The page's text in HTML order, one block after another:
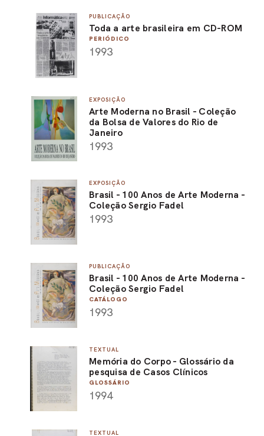
PUBLICAÇÃO
Toda a arte brasileira em CD-ROM
PERIÓDICO
1993
EXPOSIÇÃO
Arte Moderna no Brasil - Coleção
da Bolsa de Valores do Rio de
Janeiro
1993
EXPOSIÇÃO
Brasil - 100 Anos de Arte Moderna -
Coleção Sergio Fadel
1993
PUBLICAÇÃO
Brasil - 100 Anos de Arte Moderna -
Coleção Sergio Fadel
CATÁLOGO
1993
TEXTUAL
Memória do Corpo - Glossário da
pesquisa de Casos Clínicos
GLOSSÁRIO
1994
TEXTUAL